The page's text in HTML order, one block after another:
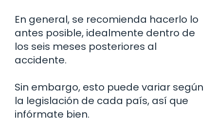
En general, se recomienda hacerlo lo
antes posible, idealmente dentro de
los seis meses posteriores al
accidente.
Sin embargo, esto puede variar según
la legislación de cada país, así que
infórmate bien.